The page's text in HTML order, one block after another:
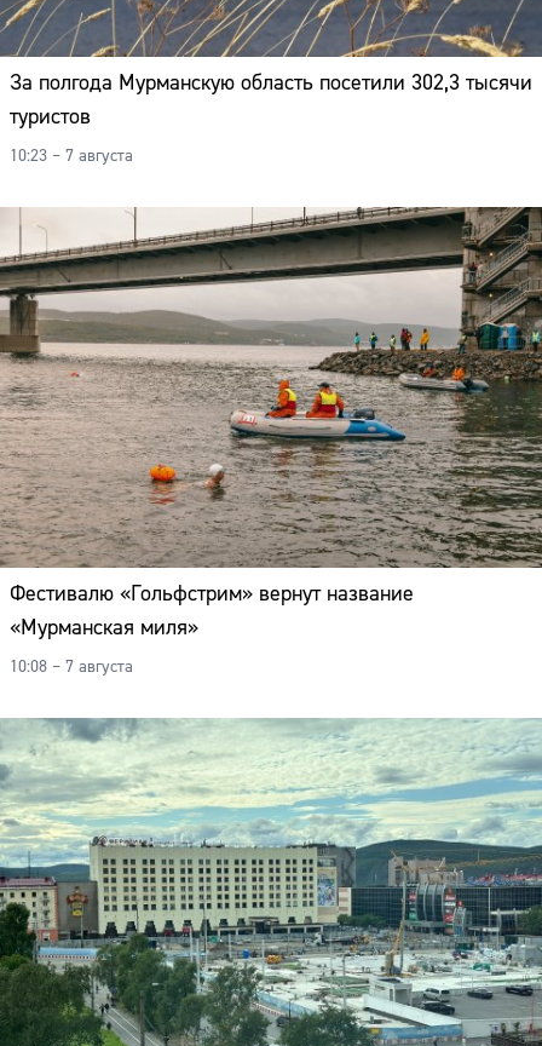
За полгода Мурманскую область посетили 302,3 тысячи
туристов
10:23 – 7 августа
Фестивалю «Гольфстрим» вернут название
«Мурманская миля»
10:08 – 7 августа